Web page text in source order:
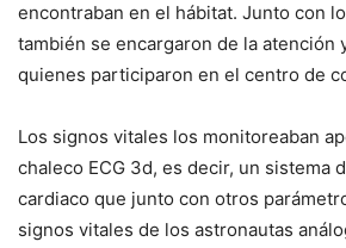
encontraban en el hábitat. Junto con
también se encargaron de la atención
quienes participaron en el centro de
Los signos vitales los monitoreaban
chaleco ECG 3d, es decir, un sistema
cardiaco que junto con otros
signos vitales de los astronautas